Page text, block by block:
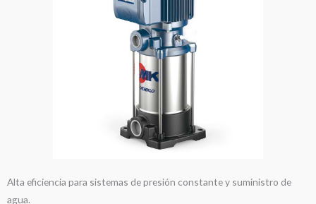
Alta eficiencia para sistemas de presión constante y suministro de
agua.